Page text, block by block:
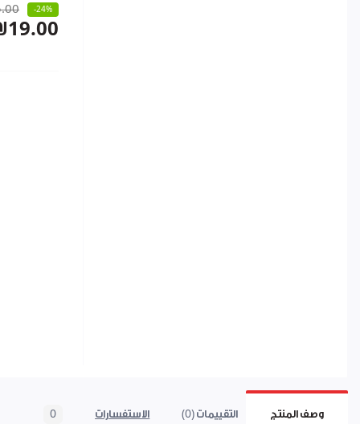
-24%
وصف المنتج التقييمات (0) الاستفسارات 0